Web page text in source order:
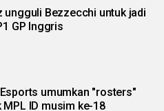
ungguli Bezzecchi untuk jadi
GP Inggris
umumkan "rosters"
MPL ID musim ke-18